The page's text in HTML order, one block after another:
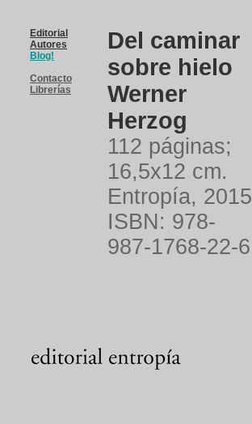
Editorial
Autores
Blog!
Contacto
Librerías
Del caminar
sobre hielo
Werner
Herzog
112 páginas;
16,5x12 cm.
Entropía, 2015
ISBN: 978-
987-1768-22-6